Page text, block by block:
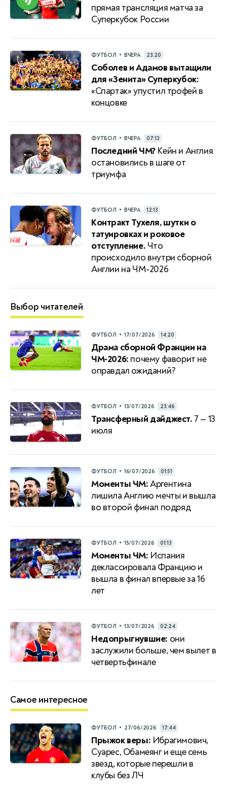
прямая трансляция матча за
Суперкубок России
ФУТБОЛ • ВЧЕРА 23:20
Соболев и Адамов вытащили
для «Зенита» Суперкубок:
«Спартак» упустил трофей в
концовке
ФУТБОЛ • ВЧЕРА 07:13
Последний ЧМ?Кейн и Англия
остановились в шаге от
триумфа
ФУТБОЛ • ВЧЕРА 12:13
Контракт Тухеля, шутки о
татуировках и роковое
отступление. Что
происходило внутри сборной
Англии на ЧМ-2026
Выбор читателей
ФУТБОЛ • 17/07/2026 14:20
Драма сборной Франции на
ЧМ‑2026: почему фаворит не
оправдал ожиданий?
ФУТБОЛ • 13/07/2026 23:46
Трансферный дайджест. 7 — 13
июля
ФУТБОЛ • 16/07/2026 01:51
Моменты ЧМ:Аргентина
лишила Англию мечты и вышла
во второй финал подряд
ФУТБОЛ • 15/07/2026 01:13
Моменты ЧМ: Испания
деклассировала Францию и
вышла в финал впервые за 16
лет
ФУТБОЛ • 13/07/2026 02:24
Недопрыгнувшие: они
заслужили больше, чем вылет в
четвертьфинале
Самое интересное
ФУТБОЛ • 27/06/2026 17:44
Прыжок веры: Ибрагимович,
Суарес, Обамеянг и еще семь
звезд, которые перешли в
клубы без ЛЧ